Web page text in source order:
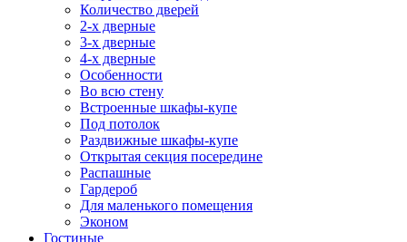
Количество дверей
2-х дверные
3-х дверные
4-х дверные
Особенности
Во всю стену
Встроенные шкафы-купе
Под потолок
Раздвижные шкафы-купе
Открытая секция посередине
Распашные
Гардероб
Для маленького помещения
Эконом
Гостиные